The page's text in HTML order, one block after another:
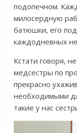
подопечном.
милосердную
батюшки, его
каждодневных
Кстати говоря,
медсестры по
прекрасно
необходимыми
такие у нас